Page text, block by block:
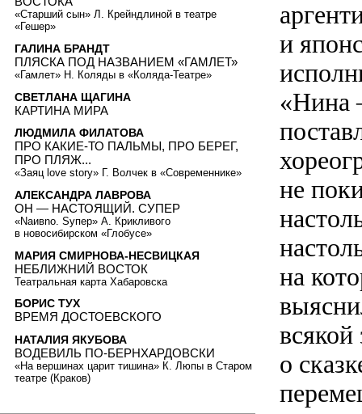
и
«Нина
не
на
о
«Старший сын» Л. Крейндлиной в театре
«Гешер»
ГАЛИНА БРАНДТ
ПЛЯСКА ПОД НАЗВАНИЕМ «ГАМЛЕТ»
«Гамлет» Н. Коляды в «Коляда-Театре»
СВЕТЛАНА ЩАГИНА
КАРТИНА МИРА
ЛЮДМИЛА ФИЛАТОВА
ПРО КАКИЕ-ТО ПАЛЬМЫ, ПРО БЕРЕГ,
ПРО ПЛЯЖ...
«Заяц love story» Г. Волчек в «Современнике»
АЛЕКСАНДРА ЛАВРОВА
ОН — НАСТОЯЩИЙ. СУПЕР
«Nаивnо. Syпер» А. Крикливого
в новосибирском «Глобусе»
МАРИЯ СМИРНОВА-НЕСВИЦКАЯ
НЕБЛИЖНИЙ ВОСТОК
Театральная карта Хабаровска
БОРИС ТУХ
ВРЕМЯ ДОСТОЕВСКОГО
НАТАЛИЯ ЯКУБОВА
ВОДЕВИЛЬ ПО-БЕРНХАРДОВСКИ
«На вершинах царит тишина» К. Люпы в Старом
театре (Краков)